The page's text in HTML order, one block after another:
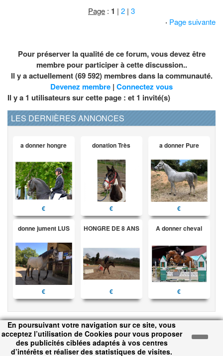
Page : 1 | 2 | 3
· Page suivante
Pour préserver la qualité de ce forum, vous devez être
membre pour participer à cette discussion..
Il y a actuellement (69 592) membres dans la communauté.
Devenez membre | Connectez vous
Il y a 1 utilisateurs sur cette page : et 1 invité(s)
LES DERNIÈRES ANNONCES
a donner hongre
€
donation Très
€
a donner Pure
€
donne jument LUS
€
HONGRE DE 8 ANS
€
A donner cheval
€
MON COMPTE
Pas encore inscrit ?
En poursuivant votre navigation sur ce site, vous
acceptez l’utilisation de Cookies pour vous proposer
des publicités ciblées adaptés à vos centres
d’intérêts et réaliser des statistiques de visites.